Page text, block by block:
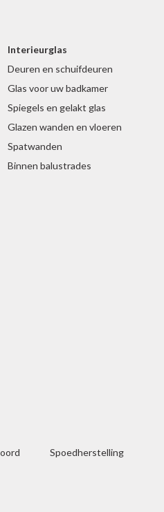
Interieurglas
Deuren en schuifdeuren
Glas voor uw badkamer
Spiegels en gelakt glas
Glazen wanden en vloeren
Spatwanden
Binnen balustrades
Spoedherstelling